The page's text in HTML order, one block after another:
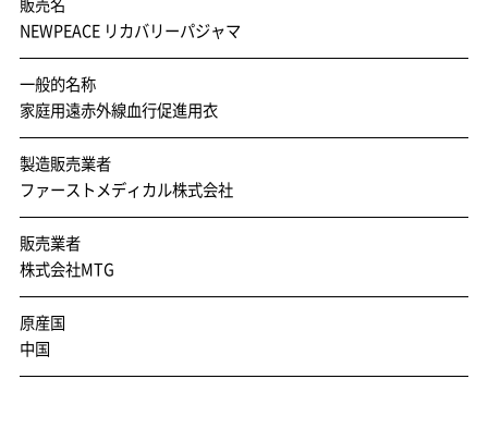
販売名
NEWPEACE リカバリーパジャマ
一般的名称
家庭用遠赤外線血行促進用衣
製造販売業者
ファーストメディカル株式会社
販売業者
株式会社MTG
原産国
中国